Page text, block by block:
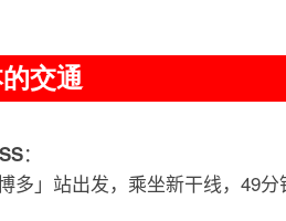
交通
：
多」站出发，乘坐新干线，49